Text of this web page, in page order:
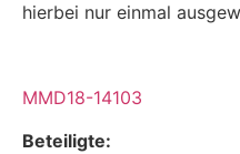
hierbei nur einmal
MMD18-14103
Beteiligte: